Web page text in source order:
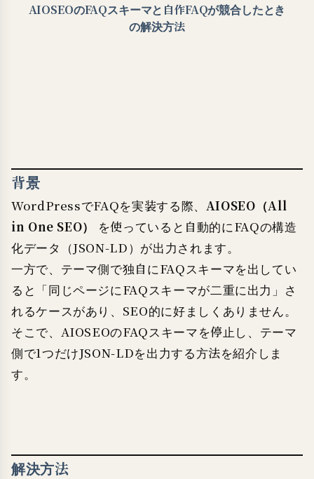
AIOSEOのFAQスキーマと自作FAQが競合したとき
の解決方法
背景
WordPressでFAQを実装する際、 AIOSEO（All
in One SEO）
を使っていると自動的にFAQの構造
化データ（JSON-LD）が出力されます。
一方で、テーマ側で独自にFAQスキーマを出してい
ると「同じページにFAQスキーマが二重に出力」さ
れるケースがあり、SEO的に好ましくありません。
そこで、AIOSEOのFAQスキーマを停止し、テーマ
側で1つだけJSON-LDを出力する方法を紹介しま
す。
解決方法